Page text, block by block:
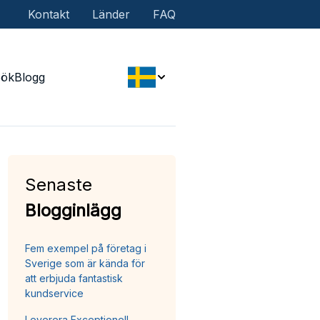
Kontakt Länder FAQ
Blogg
Senaste
Blogginlägg
Fem exempel på företag i
Sverige som är kända för
att erbjuda fantastisk
kundservice